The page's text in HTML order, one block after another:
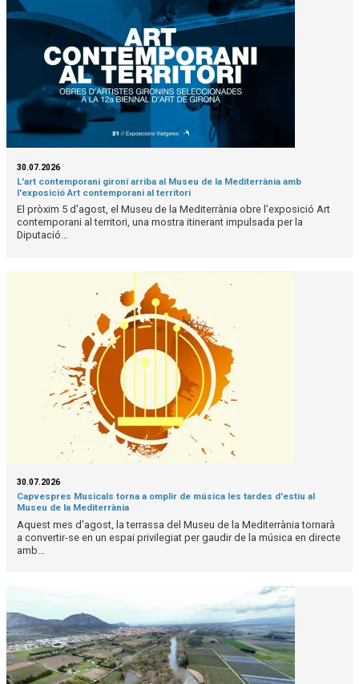
30.07.2026
L'art contemporani gironí arriba al Museu de la Mediterrània amb
l'exposició Art contemporani al territori
El pròxim 5 d'agost, el Museu de la Mediterrània obre l'exposició Art
contemporani al territori, una mostra itinerant impulsada per la
Diputació...
30.07.2026
Capvespres Musicals torna a omplir de música les tardes d'estiu al
Museu de la Mediterrània
Aquest mes d'agost, la terrassa del Museu de la Mediterrània tornarà
a convertir-se en un espai privilegiat per gaudir de la música en directe
amb...